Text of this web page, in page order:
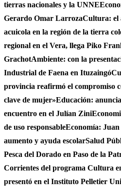
tierras nacionales y la UNNE
Gerardo Omar LarrozaCultura: el
acuicola en la región de la tierra
regional en el Vera, llega Piko
GrachotAmbiente: con la
Industrial de Faena en Ituzaingó
provincia reafirmó el compromiso
clave de mujer»Educación:
encuentro en el Julían Zini
de uso responsableEconomía:
aumento y ayuda escolarSalud
Pesca del Dorado en Paso de la
Corrientes del programa Cultura
presentó en el Instituto Pelletier